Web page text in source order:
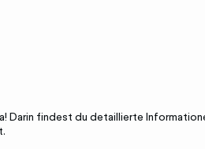
findest du detaillierte